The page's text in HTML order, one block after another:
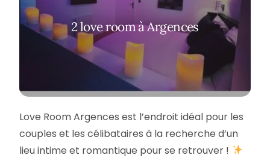
2 love room à Argences
Love Room Argences est l’endroit idéal pour les
couples et les célibataires à la recherche d’un
lieu intime et romantique pour se retrouver !